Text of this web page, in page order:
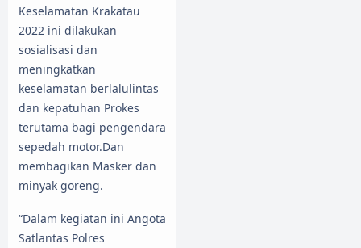
Keselamatan Krakatau
2022 ini dilakukan
sosialisasi dan
meningkatkan
keselamatan berlalulintas
dan kepatuhan Prokes
terutama bagi pengendara
sepedah motor.Dan
membagikan Masker dan
minyak goreng.
“Dalam kegiatan ini Angota
Satlantas Polres